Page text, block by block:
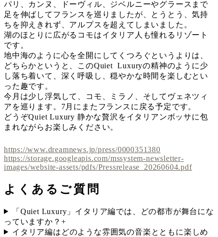
パリ、カンヌ、ドーヴィル、ジベルニーやグラースまで
足を伸ばしてフランスを巡りましたが、とうとう、気持
ちを抑えきれず、アルプスを超えてしまいました。
湖のほとりに広がるコモはイタリア人も憧れるリゾート
です。
地中海のように心を全開にしてくつろぐというよりは、
どちらかというと、このQuiet Luxuryの精神のように少
し落ち着いて、深く呼吸し、穏やかな時間を楽しむとい
った趣です。
今月は少し浮気して、コモ、ミラノ、そしてヴェネツィ
アを巡ります。7月にまたフランスに戻る予定です。
どうぞQuiet Luxury 静かな贅沢をイタリアンボッサに包
まれながらお楽しみください。
https://www.dreamnews.jp/press/0000351380
https://storage.googleapis.com/mssystem-newsletter-
images/website-assets/pdfs/Pressrelease_20260604.pdf
よくあるご質問
「Quiet Luxury」イタリア編では、どの都市が舞台にな
っていますか？ +
イタリア編はどのような雰囲気の音楽とともに楽しめ